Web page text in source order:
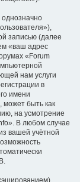
однозначно
записью (далее
«ваш адрес
«Forum
нам услуги
в
имени
может быть как
на усмотрение
В любом случае
вашей учётной